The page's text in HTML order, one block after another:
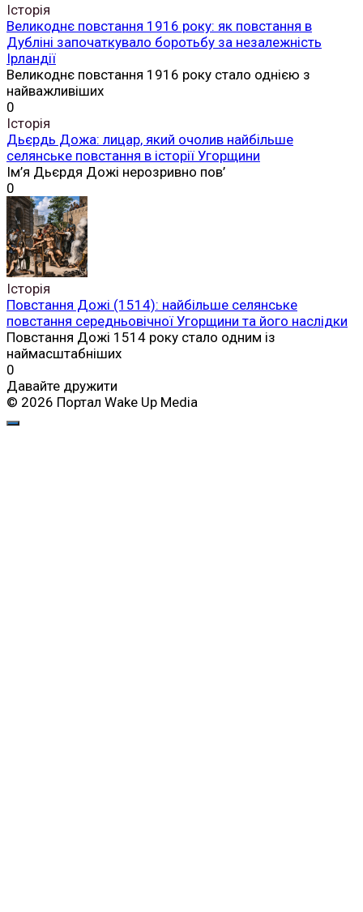
Історія
Великоднє повстання 1916 року: як повстання в
Дубліні започаткувало боротьбу за незалежність
Ірландії
Великоднє повстання 1916 року стало однією з
найважливіших
0
Історія
Дьєрдь Дожа: лицар, який очолив найбільше
селянське повстання в історії Угорщини
Ім’я Дьєрдя Дожі нерозривно пов’
0
Історія
Повстання Дожі (1514): найбільше селянське
повстання середньовічної Угорщини та його наслідки
Повстання Дожі 1514 року стало одним із
наймасштабніших
0
Давайте дружити
© 2026 Портал Wake Up Media